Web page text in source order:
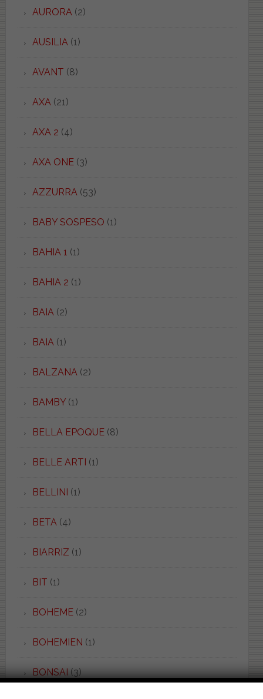
AURORA(2)
AUSILIA(1)
AVANT (8)
AXA(21)
AXA 2 (4)
AXA ONE(3)
AZZURRA(53)
BABY SOSPESO (1)
BAHIA 1 (1)
BAHIA 2 (1)
BAIA(2)
BAIA(1)
BALZANA(2)
BAMBY(1)
BELLA EPOQUE(8)
BELLE ARTI (1)
BELLINI (1)
BETA(4)
BIARRIZ (1)
BIT (1)
BOHEME(2)
BOHEMIEN (1)
BONSAI(3)